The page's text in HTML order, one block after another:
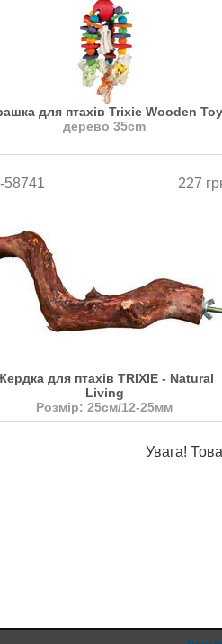
для птахів Trixie Wooden Toy
дерево 35cm
58741 227
для птахів TRIXIE - Natural
Living
Розмір: 25см/12-25мм
Увага!